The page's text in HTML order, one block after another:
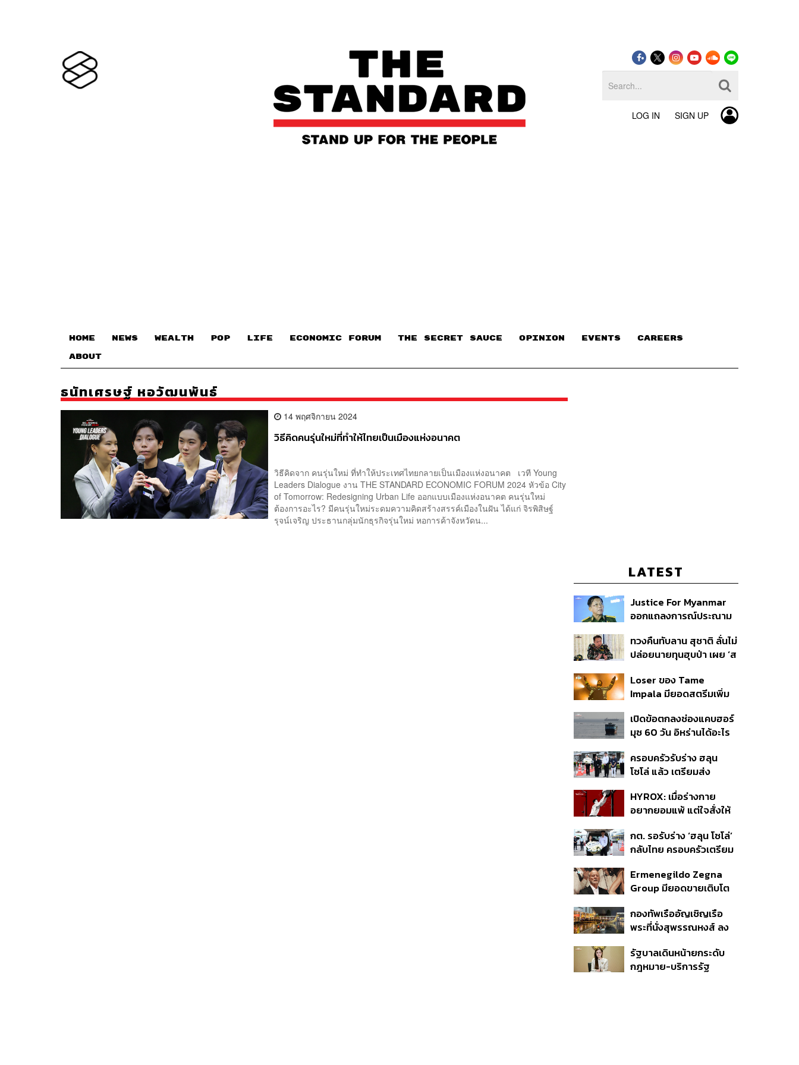
LOG IN SIGN UP
HOME NEWS WEALTH POP LIFE ECONOMIC FORUM THE SECRET SAUCE​ OPINION EVENTS CAREERS
ABOUT
ธนัทเศรษฐ์ หอวัฒนพันธ์
14 พฤศจิกายน 2024
วิธีคิดคนรุ่นใหม่ที่ทำให้ไทยเป็นเมืองแห่งอนาคต
วิธีคิดจาก คนรุ่นใหม่ ที่ทำให้ประเทศไทยกลายเป็นเมืองแห่งอนาคต เวที Young
Leaders Dialogue งาน THE STANDARD ECONOMIC FORUM 2024 หัวข้อ City
of Tomorrow: Redesigning Urban Life ออกแบบเมืองแห่งอนาคต คนรุ่นใหม่
ต้องการอะไร? มีคนรุ่นใหม่ระดมความคิดสร้างสรรค์เมืองในฝัน ได้แก่ จิรพิสิษฐ์
รุจน์เจริญ ประธานกลุ่มนักธุรกิจรุ่นใหม่ หอการค้าจังหวัดน...
LATEST
Justice For Myanmar
ออกแถลงการณ์ประณาม
หล่ายเยือน เรียกร้องหยุด
ให้ความชอบธรรมรัฐบาล
ทวงคืนทับลาน สุชาติ ลั่นไม่
ปล่อยนายทุนฮุบป่า เผย ‘ส
40% เตือนผู้ฝ่าฝืนเจอขั้น
เด็ดขาด
Loser ของ Tame
Impala มียอดสตรีมเพิ่ม
ประกอบ Spider-Man
เปิดข้อตกลงช่องแคบฮอร์
มุซ 60 วัน อิหร่านได้อะไร
ครอบครัวรับร่าง ฮลุน
โซโล่ แล้ว เตรียมส่ง
ชีวิต
HYROX: เมื่อร่างกาย
อยากยอมแพ้ แต่ใจสั่งให้
Self-Commitment ที่น่า
ลอง
กต. รอรับร่าง ‘ฮลุน โซโล่’
กลับไทย ครอบครัวเตรียม
Ermenegildo Zegna
Group มียอดขายเติบโต
ของปีนี้
กองทัพเรืออัญเชิญเรือ
พระที่นั่งสุพรรณหงส์ ลง
พยุหยาตราทางชลมารค ปี
2569
รัฐบาลเดินหน้ายกระดับ
กฎหมาย-บริการรัฐ